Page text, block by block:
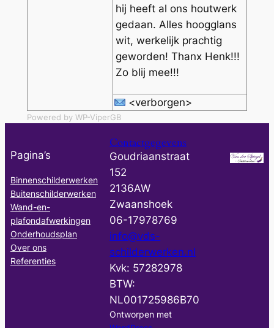
hij heeft al ons houtwerk
gedaan. Alles hoogglans
wit, werkelijk prachtig
geworden! Thanx Henk!!!
Zo blij mee!!!
<verborgen>
Powered by WP-ViperGB
Pagina’s
Binnenschilderwerken
Buitenschilderwerken
Wand-en-
plafondafwerkingen
Onderhoudsplan
Over ons
Referenties
Contactgegevens
Goudriaanstraat
152
2136AW
Zwaanshoek
06-17978769
info@vds-
schilderwerken.nl
Kvk: 57282978
BTW:
NL001725986B70
Ontworpen met